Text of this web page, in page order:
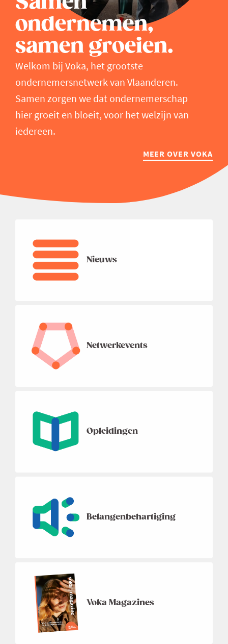
ondernemen,
samen groeien.
Welkom bij Voka, het grootste
ondernemersnetwerk van Vlaanderen.
Samen zorgen we dat ondernemerschap
hier groeit en bloeit, voor het welzijn van
iedereen.
MEER OVER VOKA
Nieuws
Netwerkevents
Opleidingen
Belangenbehartiging
Voka Magazines